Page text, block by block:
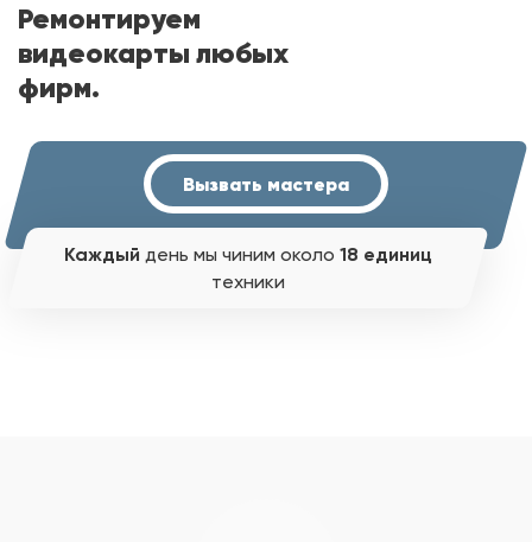
Ремонтируем
видеокарты любых
фирм.
Вызвать мастера
Каждый день мы чиним около 18 единиц
техники